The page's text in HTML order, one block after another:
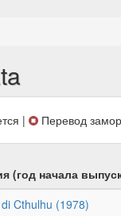
| Перевод
(год начала
Cthulhu (1978)